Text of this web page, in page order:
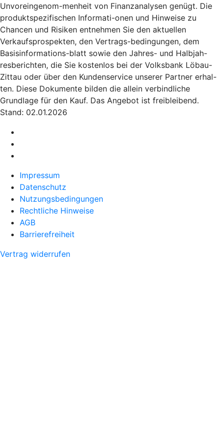
Unvoreingenom-menheit von Finanzanalysen genügt. Die
produktspezifischen Informati-onen und Hinweise zu
Chancen und Risiken entnehmen Sie den aktuellen
Verkaufsprospekten, den Vertrags-bedingungen, dem
Basisinformations-blatt sowie den Jahres- und Halbjah-
resberichten, die Sie kostenlos bei der Volksbank Löbau-
Zittau oder über den Kundenservice unserer Partner erhal-
ten. Diese Dokumente bilden die allein verbindliche
Grundlage für den Kauf. Das Angebot ist freibleibend.
Stand: 02.01.2026
Impressum
Datenschutz
Nutzungsbedingungen
Rechtliche Hinweise
AGB
Barrierefreiheit
Vertrag widerrufen